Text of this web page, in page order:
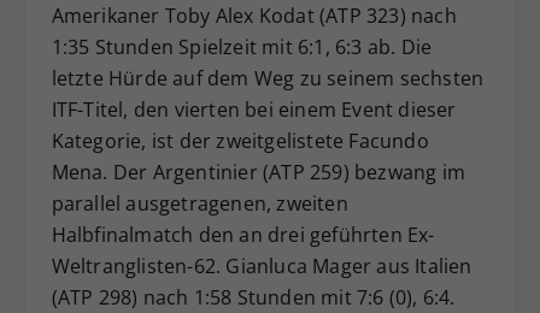
Amerikaner Toby Alex Kodat (ATP 323) nach
1:35 Stunden Spielzeit mit 6:1, 6:3 ab. Die
letzte Hürde auf dem Weg zu seinem sechsten
ITF-Titel, den vierten bei einem Event dieser
Kategorie, ist der zweitgelistete Facundo
Mena. Der Argentinier (ATP 259) bezwang im
parallel ausgetragenen, zweiten
Halbfinalmatch den an drei geführten Ex-
Weltranglisten-62. Gianluca Mager aus Italien
(ATP 298) nach 1:58 Stunden mit 7:6 (0), 6:4.